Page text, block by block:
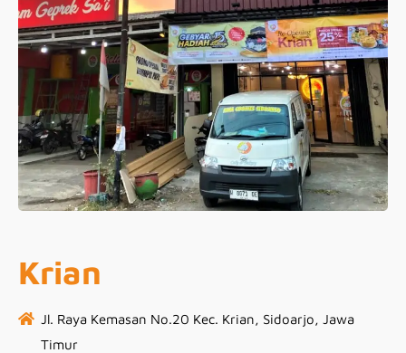
Krian
Jl. Raya Kemasan No.20 Kec. Krian, Sidoarjo, Jawa
Timur